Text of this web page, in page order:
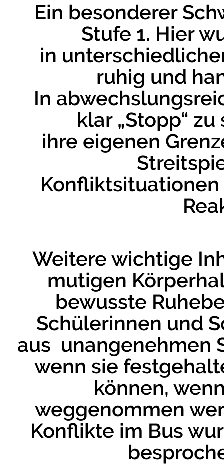
Ein besonderer
Stufe 1. Hier
in
ruhig und
In
klar „Stopp“
ihre eigenen
Weitere wichtige
mutigen
bewusste
Schülerinnen und
aus unangenehmen
wenn sie
können,
weggenommen
Konflikte im Bus